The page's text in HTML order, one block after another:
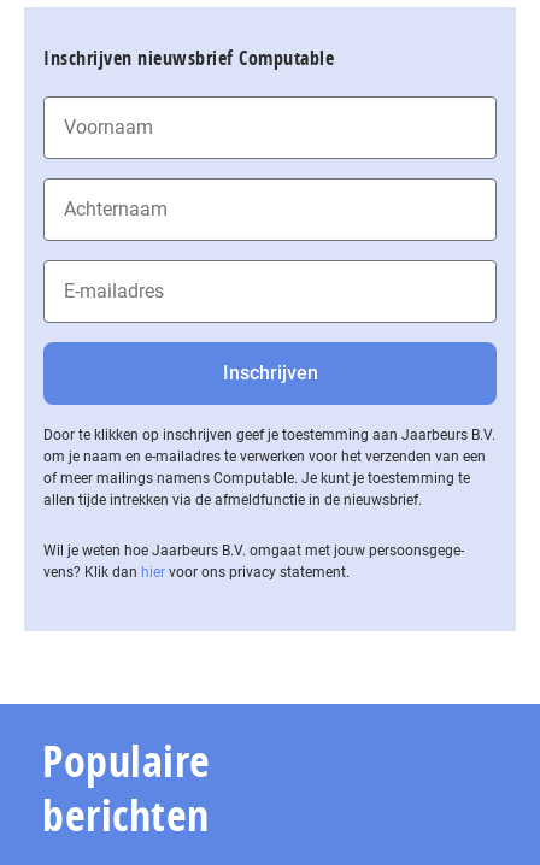
Inschrijven nieuwsbrief Computable
Door te klikken op inschrijven geef je toestemming aan Jaarbeurs B.V.
om je naam en e-mailadres te verwerken voor het verzenden van een
of meer mailings namens Computable. Je kunt je toestemming te
allen tijde intrekken via de af­meld­func­tie in de nieuwsbrief.
Wil je weten hoe Jaarbeurs B.V. omgaat met jouw per­soons­ge­ge­
vens? Klik dan hier voor ons privacy statement.
Populaire
berichten